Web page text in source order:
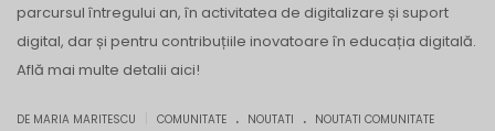
parcursul întregului an, în activitatea de digitalizare și suport
digital, dar și pentru contribuțiile inovatoare în educația digitală.
Află mai multe detalii aici!
DE MARIA MARITESCU COMUNITATE . NOUTATI . NOUTATI COMUNITATE